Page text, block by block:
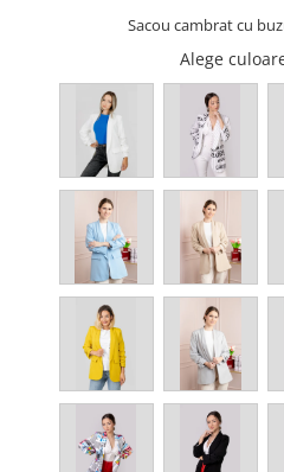
Sacou cambrat cu
Alege